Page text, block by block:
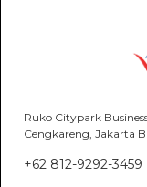
Ruko Citypark
Cengkareng, Jakarta
+62 812-9292-3459